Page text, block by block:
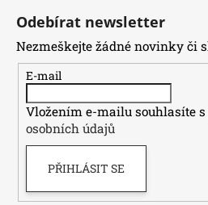
Odebírat newsletter
Nezmeškejte žádné novinky či
E-mail
Vložením e-mailu souhlasíte s
osobních údajů
PŘIHLÁSIT SE